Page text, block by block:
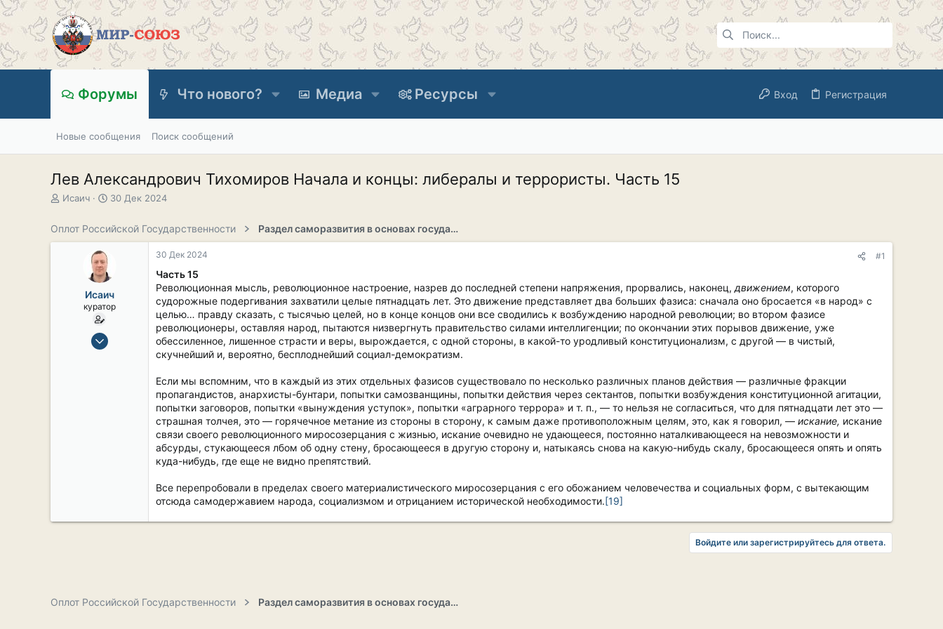
Форумы Что нового? Медиа Ресурсы Вход Регистрация
Новые сообщения Поиск сообщений
Лев Александрович Тихомиров Начала и концы: либералы и террористы. Часть 15
А
о
Исаич
Д
а
л
а
30 Дек 2024
Оплот Российской Государственности Раздел саморазвития в основах государственности
Исаич
куратор
15 Сен 2019
30 Дек 2024 #1
Часть 15
Революционная мысль, революционное настроение, назрев до последней степени напряжения, прорвались, наконец, движением, которого
судорожные подергивания захватили целые пятнадцать лет. Это движение представляет два больших фазиса: сначала оно бросается «в народ» с
целью… правду сказать, с тысячью целей, но в конце концов они все сводились к возбуждению народной революции; во втором фазисе
революционеры, оставляя народ, пытаются низвергнуть правительство силами интеллигенции; по окончании этих порывов движение, уже
обессиленное, лишенное страсти и веры, вырождается, с одной стороны, в какой-то уродливый конституционализм, с другой — в чистый,
скучнейший и, вероятно, бесплоднейший социал-демократизм.
Если мы вспомним, что в каждый из этих отдельных фазисов существовало по несколько различных планов действия — различные фракции
пропагандистов, анархисты-бунтари, попытки самозванщины, попытки действия через сектантов, попытки возбуждения конституционной агитации,
попытки заговоров, попытки «вынуждения уступок», попытки «аграрного террора» и т. п., — то нельзя не согласиться, что для пятнадцати лет это —
страшная толчея, это — горячечное метание из стороны в сторону, к самым даже противоположным целям, это, как я говорил, — искание, искание
связи своего революционного миросозерцания с жизнью, искание очевидно не удающееся, постоянно наталкивающееся на невозможности и
абсурды, стукающееся лбом об одну стену, бросающееся в другую сторону и, натыкаясь снова на какую-нибудь скалу, бросающееся опять и опять
куда-нибудь, где еще не видно препятствий.
Все перепробовали в пределах своего материалистического миросозерцания с его обожанием человечества и социальных форм, с вытекающим
отсюда самодержавием народа, социализмом и отрицанием исторической необходимости.[19]
Войдите или зарегистрируйтесь для ответа.
Оплот Российской Государственности Раздел саморазвития в основах государственности